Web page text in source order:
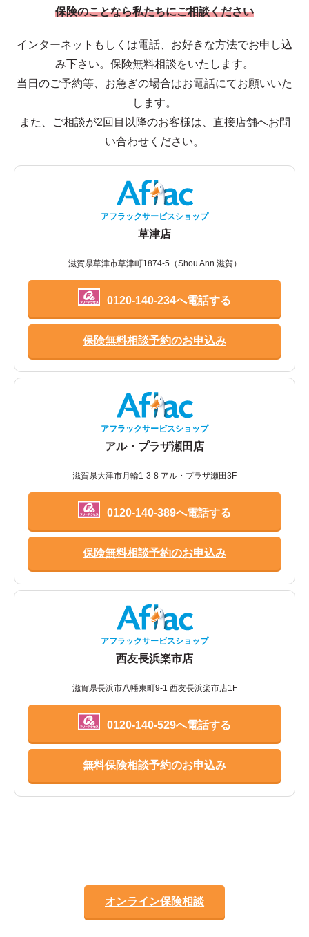
保険のことなら私たちにご相談ください
インターネットもしくは電話、お好きな方法でお申し込
み下さい。保険無料相談をいたします。
当日のご予約等、お急ぎの場合はお電話にてお願いいた
します。
また、ご相談が2回目以降のお客様は、直接店舗へお問
い合わせください。
アフラックサービスショップ
草津店
滋賀県草津市草津町1874-5（Shou Ann 滋賀）
0120-140-234へ電話する
保険無料相談予約のお申込み
アフラックサービスショップ
アル・プラザ瀬田店
滋賀県大津市月輪1-3-8 アル・プラザ瀬田3F
0120-140-389へ電話する
保険無料相談予約のお申込み
アフラックサービスショップ
西友長浜楽市店
滋賀県長浜市八幡東町9-1 西友長浜楽市店1F
0120-140-529へ電話する
無料保険相談予約のお申込み
オンライン保険相談